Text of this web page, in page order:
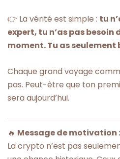
👉 La vérité est simple : tu
expert, tu n’as pas besoin
moment. Tu as seulement
Chaque grand voyage
pas. Peut-être que ton
sera aujourd’hui.
🔥 Message de motivation :
La crypto n’est pas